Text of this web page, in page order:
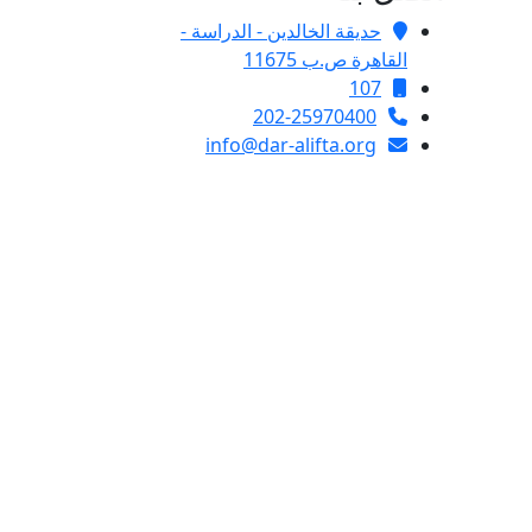
حديقة الخالدين - الدراسة -
القاهرة ص.ب 11675
107
202-25970400
info@dar-alifta.org